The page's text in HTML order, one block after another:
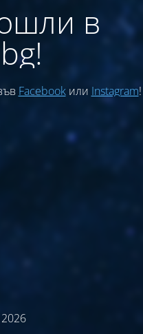
в
Facebookили Instagram!